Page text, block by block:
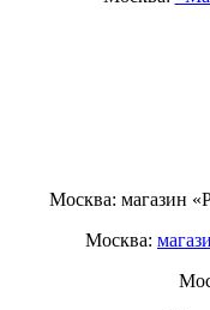
Москва: магазин
Москва: